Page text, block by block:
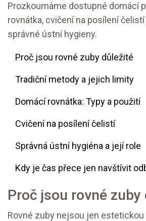
Prozkoumáme dostupné domácí
rovnátka, cvičení na posílení
správné ústní hygieny.
Proč jsou rovné zuby důležité
Tradiční metody a jejich limity
Domácí rovnátka: Typy a použití
Cvičení na posílení čelistí
Správná ústní hygiéna a její role
Kdy je čas přece jen navštívit
Proč jsou rovné zuby
Rovné zuby nejsou jen